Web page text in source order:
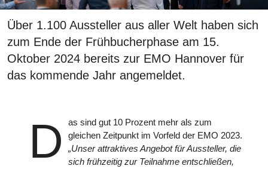
Über 1.100 Aussteller aus aller Welt haben sich
zum Ende der Frühbucherphase am 15.
Oktober 2024 bereits zur EMO Hannover für
das kommende Jahr angemeldet.
D
as sind gut 10 Prozent mehr als zum
gleichen Zeitpunkt im Vorfeld der EMO 2023.
„Unser attraktives Angebot für Aussteller, die
sich frühzeitig zur Teilnahme entschließen,